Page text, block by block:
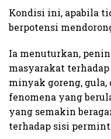
Kondisi ini, apabila
berpotensi
Ia menuturkan,
masyarakat
minyak goreng,
fenomena yang
yang semakin
terhadap sisi